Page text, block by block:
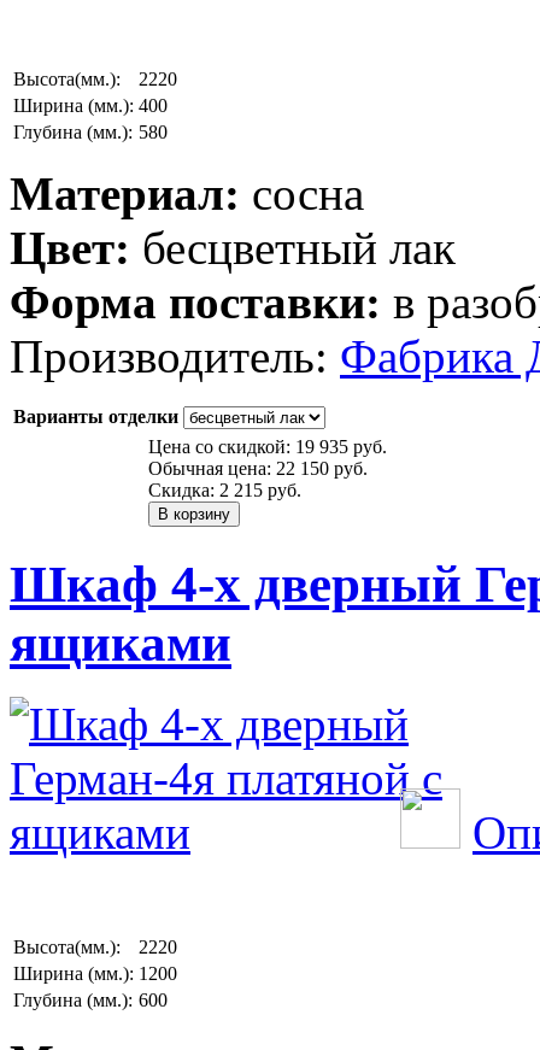
Высота(мм.):
2220
Ширина (мм.): 400
Глубина (мм.): 580
Материал: сосна
Цвет: бесцветный лак
Форма поставки: в
Производитель: Фабрика
Варианты отделки
Цена со скидкой: 19 935 руб.
Обычная цена: 22 150 руб.
Скидка: 2 215 руб.
Шкаф 4-х дверный
ящиками
Высота(мм.):
2220
Ширина (мм.): 1200
Глубина (мм.): 600